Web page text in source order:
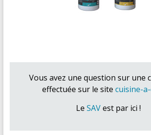
Vous avez une question sur une
effectuée sur le site cuisine-
Le SAVest par ici !